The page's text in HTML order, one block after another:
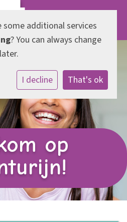
op
some additional services
? You can always change
I decline That's ok